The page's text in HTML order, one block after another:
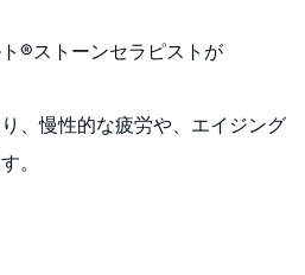
®️ストーンセラピストが
、慢性的な疲労や、エイジング
。